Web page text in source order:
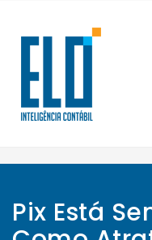
content
Pix Está